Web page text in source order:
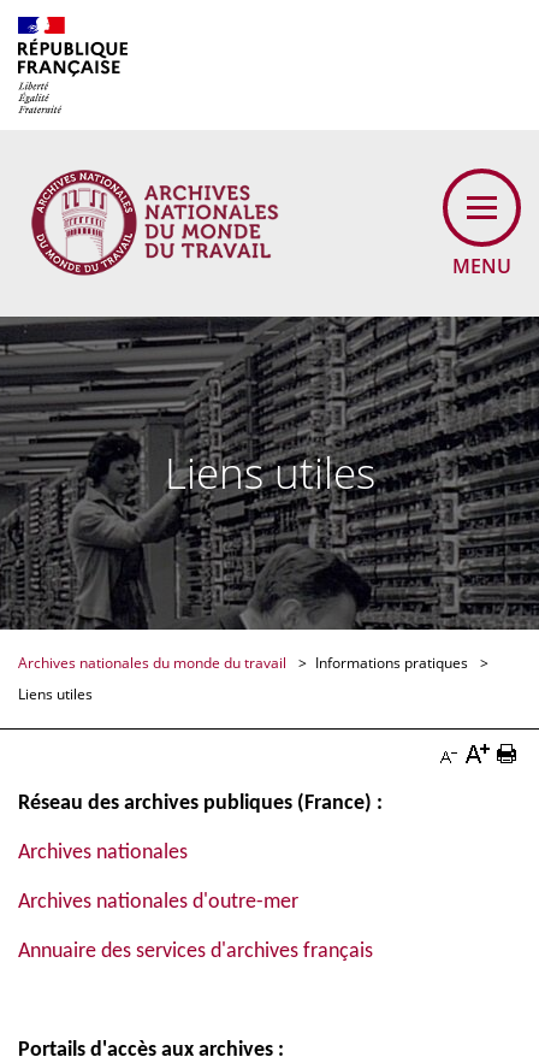
MENU
Liens utiles
Archives nationales du monde du travail
Informations pratiques
Liens utiles
Diminuer
Réseau des archives publiques (France) :
Archives nationales
Archives nationales d'outre-mer
Annuaire des services d'archives français
Portails d'accès aux archives :